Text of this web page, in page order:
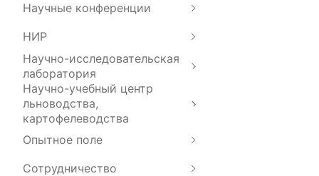
Научные конференции
НИР
Научно-исследовательская
лаборатория
Научно-учебный центр
льноводства,
картофелеводства
Опытное поле
Сотрудничество